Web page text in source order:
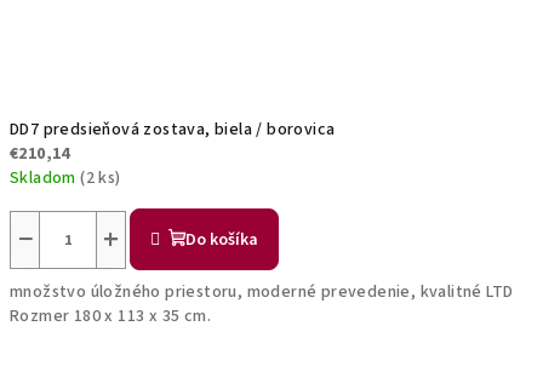
DD7 predsieňová zostava, biela / borovica
€210,14
Skladom(2 ks)
+
− Do košíka
množstvo úložného priestoru, moderné prevedenie, kvalitné LTD
Rozmer 180 x 113 x 35 cm.